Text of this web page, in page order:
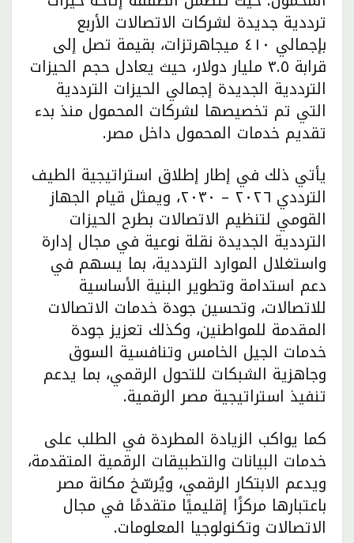
ترددية جديدة لشركات الاتصالات الأربع
بإجمالي ٤١٠ ميجاهرتزات، بقيمة تصل إلى
قرابة ٣.٥ مليار دولار، حيث يعادل حجم الحيزات
الترددية الجديدة إجمالي الحيزات الترددية
التي تم تخصيصها لشركات المحمول منذ بدء
تقديم خدمات المحمول داخل مصر.
يأتي ذلك في إطار إطلاق استراتيجية الطيف
الترددي ٢٠٢٦ – ٢٠٣٠، ويمثل قيام الجهاز
القومي لتنظيم الاتصالات بطرح الحيزات
الترددية الجديدة نقلة نوعية في مجال إدارة
واستغلال الموارد الترددية، بما يسهم في
دعم استدامة وتطوير البنية الأساسية
للاتصالات، وتحسين جودة خدمات الاتصالات
المقدمة للمواطنين، وكذلك تعزيز جودة
خدمات الجيل الخامس وتنافسية السوق
وجاهزية الشبكات للتحول الرقمي، بما يدعم
تنفيذ استراتيجية مصر الرقمية.
كما يواكب الزيادة المطردة في الطلب على
خدمات البيانات والتطبيقات الرقمية المتقدمة،
ويدعم الابتكار الرقمي، ويُرسّخ مكانة مصر
باعتبارها مركزًا إقليميًا متقدمًا في مجال
الاتصالات وتكنولوجيا المعلومات.